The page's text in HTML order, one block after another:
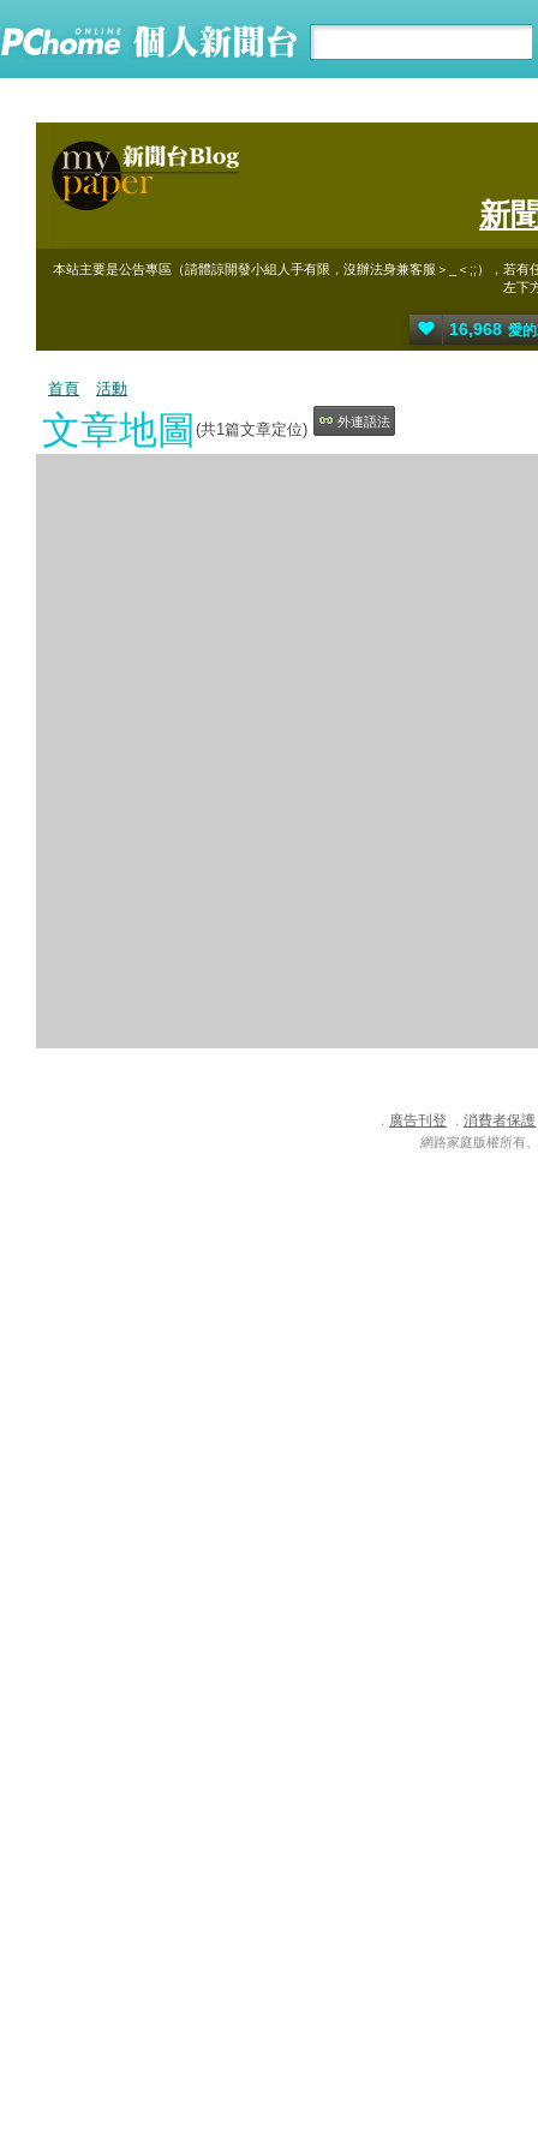
新
本站主要是公告專區（請體諒開發小組人手有限，沒辦法身兼客服＞_＜;;），若
左下
16,968 愛
首頁 活動
文章地圖 (共1 篇文章定位) 外連語法
． 廣告刊登 ． 消費者保護
網路家庭版權所有